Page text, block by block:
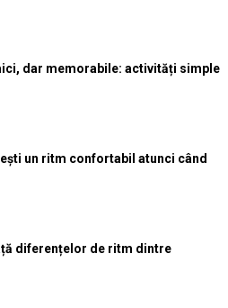
dar memorabile: activități simple
un ritm confortabil atunci când
diferențelor de ritm dintre